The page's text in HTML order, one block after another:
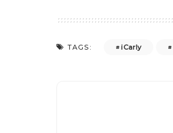
TAGS: iCarly